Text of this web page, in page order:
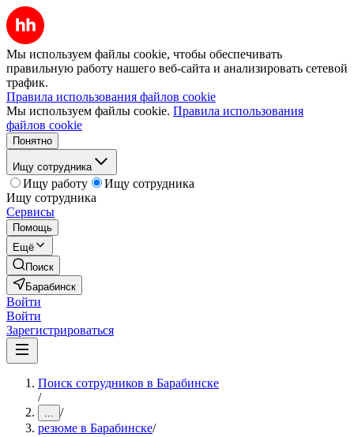
Мы используем файлы cookie, чтобы обеспечивать
правильную работу нашего веб-сайта и анализировать сетевой
трафик.
Правила использования файлов cookie
Мы используем файлы cookie. Правила использования
файлов cookie
Понятно
Ищу сотрудника
Ищу работу
Ищу сотрудника
Ищу сотрудника
Сервисы
Помощь
Ещё
Поиск
Барабинск
Войти
Войти
Зарегистрироваться
Поиск сотрудников в Барабинске
/
... /
резюме в Барабинске/